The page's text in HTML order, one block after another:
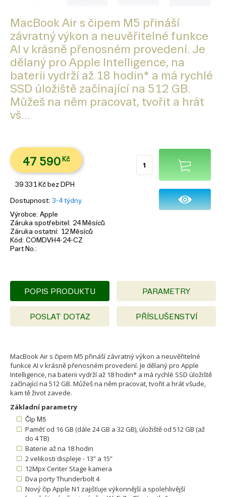
MacBook Air s čipem M5 přináší
závratný výkon a neuvěřitelné funkce
AI v krásně přenosném provedení. Je
dělaný pro Apple Intelligence, na
baterii vydrží až 18 hodin* a má rychlé
SSD úložiště začínající na 512 GB.
Můžeš na něm pracovat, tvořit a hrát
vš...
47 590 Kč
39 331 Kč bez DPH
Dostupnost 3-4 týdny
Výrobce Apple
Záruka spotřebitel
24 Měsíců
Záruka ostatní 12 Měsíců
Kód COMDVH4-24-CZ
Part No.
POPIS PRODUKTU PARAMETRY
POSLAT DOTAZ PŘÍSLUŠENSTVÍ
MacBook Air s čipem M5 přináší závratný výkon a neuvěřitelné
funkce AI v krásně přenosném provedení. Je dělaný pro Apple
Intelligence, na baterii vydrží až 18 hodin* a má rychlé SSD úložiště
začínající na 512 GB. Můžeš na něm pracovat, tvořit a hrát všude,
kam tě život zavede.
Základní parametry
Čip M5
Paměť od 16 GB (dále 24 GB a 32 GB), úložiště od 512 GB (až
do 4 TB)
Baterie až na 18 hodin
2 velikosti displeje - 13” a 15”
12Mpx Center Stage kamera
Dva porty Thunderbolt 4
Nový čip Apple N1 zajišťuje výkonnější a spolehlivější